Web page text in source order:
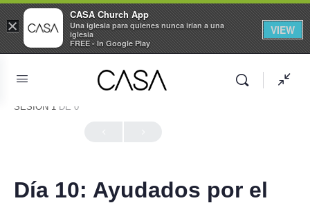
SESIÓN 1 DE 0
Día 10: Ayudados por el
×
CASA Church App
Una iglesia para quienes nunca irían a una
iglesia
FREE - In Google Play
VIEW